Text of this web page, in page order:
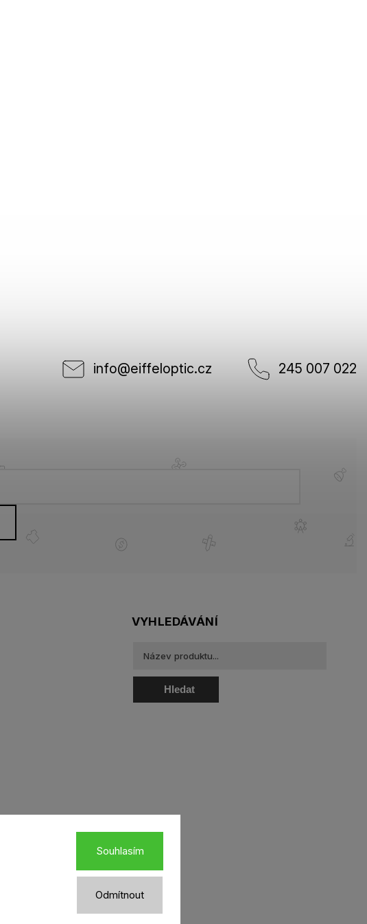
Odmítnout
Souhlasím
info@eiffeloptic.cz 245 007 022
VYHLEDÁVÁNÍ
Hledat